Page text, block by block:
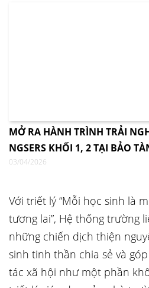
MỞ RA HÀNH TRÌNH TRẢI
NGSERS KHỐI 1, 2 TẠI BẢO
03/04/2026
Với triết lý “Mỗi học sinh là
tương lai”, Hệ thống trường
những chiến dịch thiện
sinh tinh thần chia sẻ và
tác xã hội như một phần